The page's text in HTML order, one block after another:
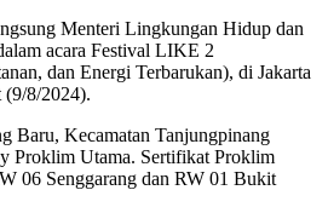
Menteri Lingkungan Hidup dan
acara Festival LIKE 2
dan Energi Terbarukan), di Jakarta
(9/8/2024).
Baru, Kecamatan Tanjungpinang
Proklim Utama. Sertifikat Proklim
06 Senggarang dan RW 01 Bukit